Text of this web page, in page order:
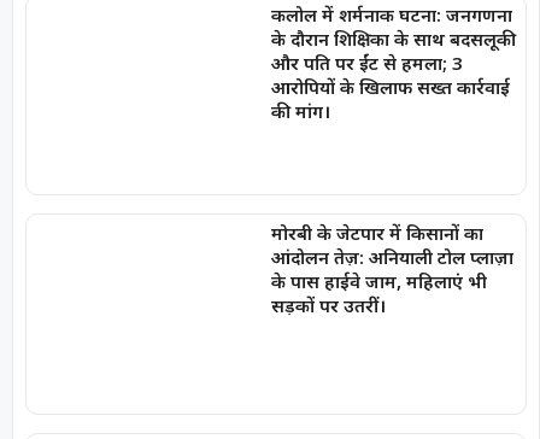
कलोल में शर्मनाक घटना: जनगणना
के दौरान शिक्षिका के साथ बदसलूकी
और पति पर ईंट से हमला; 3
आरोपियों के खिलाफ सख्त कार्रवाई
की मांग।
मोरबी के जेटपार में किसानों का
आंदोलन तेज़: अनियाली टोल प्लाज़ा
के पास हाईवे जाम, महिलाएं भी
सड़कों पर उतरीं।